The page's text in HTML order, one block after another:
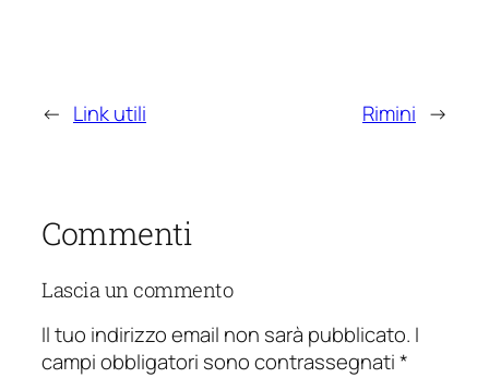
← Link utili Rimini →
Commenti
Lascia un commento
Il tuo indirizzo email non sarà pubblicato. I
campi obbligatori sono contrassegnati*